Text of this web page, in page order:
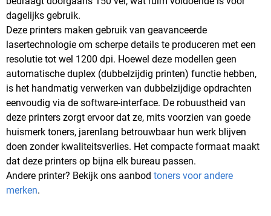
dagelijks gebruik.
Deze printers maken gebruik van geavanceerde
lasertechnologie om scherpe details te produceren met een
resolutie tot wel 1200 dpi. Hoewel deze modellen geen
automatische duplex (dubbelzijdig printen) functie hebben,
is het handmatig verwerken van dubbelzijdige opdrachten
eenvoudig via de software-interface. De robuustheid van
deze printers zorgt ervoor dat ze, mits voorzien van goede
huismerk toners, jarenlang betrouwbaar hun werk blijven
doen zonder kwaliteitsverlies. Het compacte formaat maakt
dat deze printers op bijna elk bureau passen.
Andere printer? Bekijk ons aanbod toners voor andere
merken.